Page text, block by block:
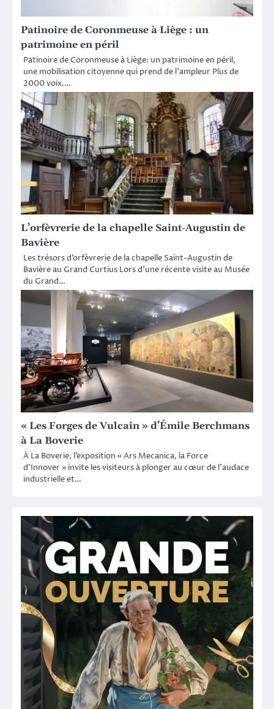
Patinoire de Coronmeuse à Liège : un
patrimoine en péril
Patinoire de Coronmeuse à Liège: un patrimoine en péril,
une mobilisation citoyenne qui prend de l’ampleur Plus de
2000 voix.…
L’orfèvrerie de la chapelle Saint-Augustin de
Bavière
Les trésors d’orfèvrerie de la chapelle Saint-Augustin de
Bavière au Grand Curtius Lors d’une récente visite au Musée
du Grand…
« Les Forges de Vulcain » d’Émile Berchmans
à La Boverie
À La Boverie, l’exposition « Ars Mecanica, la Force
d’Innover » invite les visiteurs à plonger au cœur de l’audace
industrielle et…